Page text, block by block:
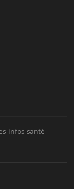
infos santé